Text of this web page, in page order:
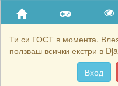
Ти си ГОСТ в момента.
ползваш всички екстри в
Вход
Приятели
Хронология на игри